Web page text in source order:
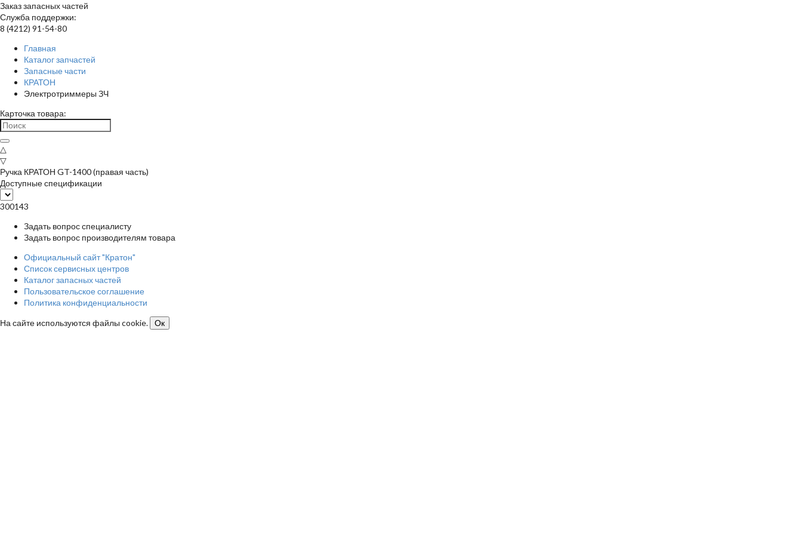
Заказ запасных частей
Служба поддержки:
8 (4212) 91-54-80
Главная
Каталог запчастей
Запасные части
КРАТОН
Электротриммеры ЗЧ
Карточка товара:
△
▽
Ручка КРАТОН GT-1400 (правая часть)
Доступные спецификации
300143
Задать вопрос специалисту
Задать вопрос производителям товара
Официальный сайт "Кратон"
Список сервисных центров
Каталог запасных частей
Пользовательское соглашение
Политика конфиденциальности
На сайте используются файлы cookie.
Ок